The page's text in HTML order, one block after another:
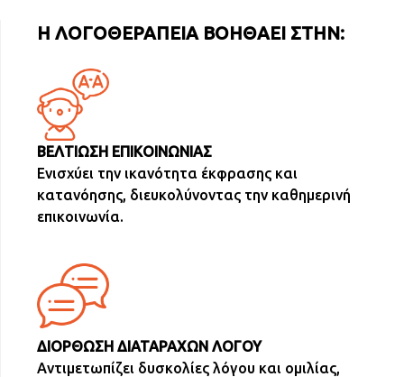
Η ΛΟΓΟΘΕΡΑΠΕΙΑ ΒΟΗΘΑΕΙ ΣΤΗΝ:
ΒΕΛΤΙΩΣΗ ΕΠΙΚΟΙΝΩΝΙΑΣ
Ενισχύει την ικανότητα έκφρασης και
κατανόησης, διευκολύνοντας την καθημερινή
επικοινωνία.
ΔΙΟΡΘΩΣΗ ΔΙΑΤΑΡΑΧΩΝ ΛΟΓΟΥ
Αντιμετωπίζει δυσκολίες λόγου και ομιλίας,